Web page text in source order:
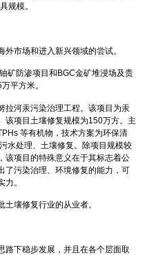
规模。
市场和进入新兴领域的尝试。
矿防渗项目和BGC金矿堆浸场及贵
平方米。
拉河汞污染治理工程。该项目为汞
该项目土壤修复规模为150万方。主
等有机物，技术方案为环保清
水处理、土壤修复。除项目规模较
该项目的特殊意义在于其标志着公
了污染治理、环境修复的能力，可
。
壤修复行业的从业者。
路下稳步发展，并且在各个层面取